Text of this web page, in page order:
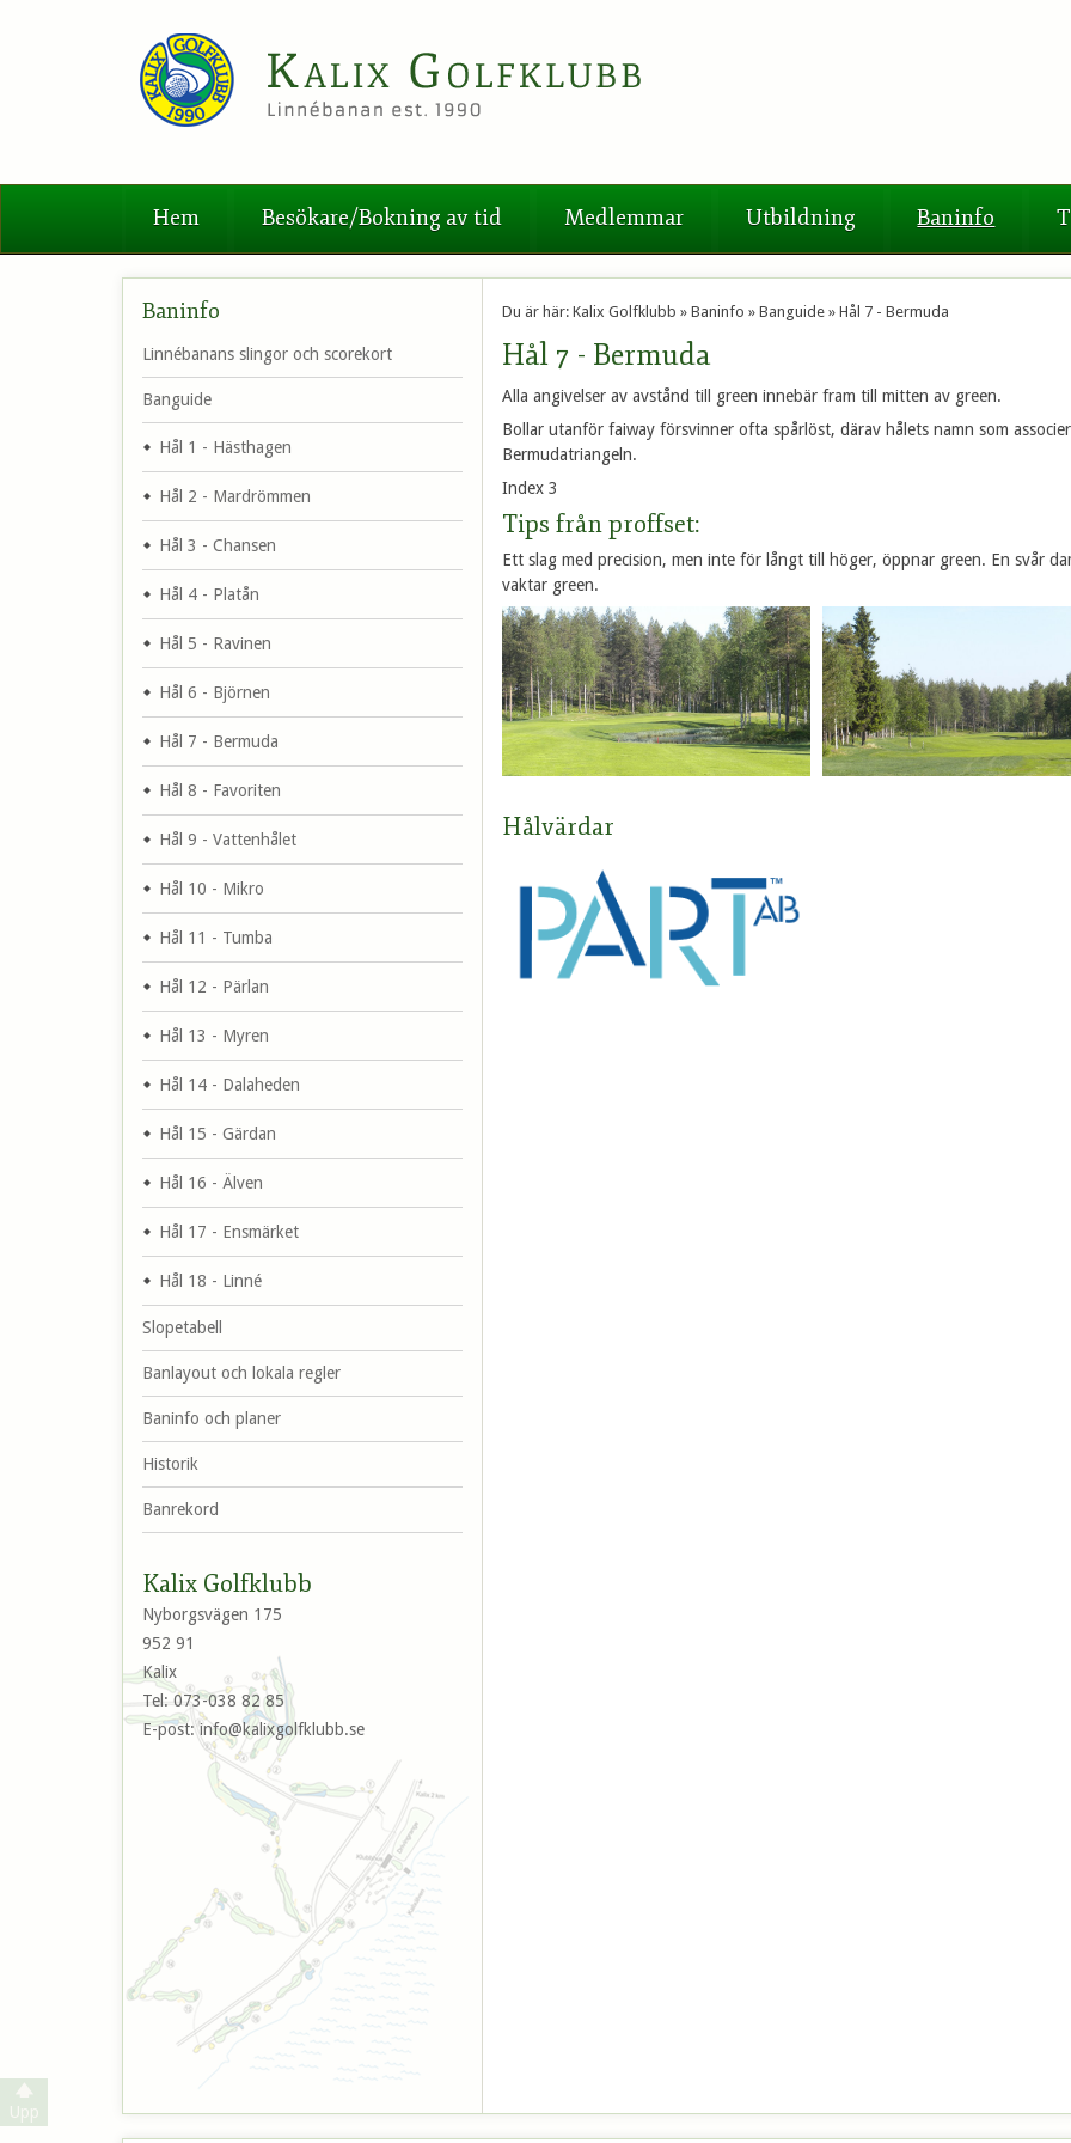
Hem Besökare/Bokning av tid Medlemmar Utbildning Baninfo
Du är här:Kalix Golfklubb »Baninfo »Banguide »Hål 7 - Bermuda
Hål 7 - Bermuda
Alla angivelser av avstånd till green innebär fram till mitten av green.
Bollar utanför faiway försvinner ofta spårlöst, därav hålets namn som
Bermudatriangeln.
Index 3
Tips från proffset:
Ett slag med precision, men inte för långt till höger, öppnar green. En svår
vaktar green.
Hålvärdar
Baninfo
Linnébanans slingor och scorekort
Banguide
Hål 1 - Hästhagen
Hål 2 - Mardrömmen
Hål 3 - Chansen
Hål 4 - Platån
Hål 5 - Ravinen
Hål 6 - Björnen
Hål 7 - Bermuda
Hål 8 - Favoriten
Hål 9 - Vattenhålet
Hål 10 - Mikro
Hål 11 - Tumba
Hål 12 - Pärlan
Hål 13 - Myren
Hål 14 - Dalaheden
Hål 15 - Gärdan
Hål 16 - Älven
Hål 17 - Ensmärket
Hål 18 - Linné
Slopetabell
Banlayout och lokala regler
Baninfo och planer
Historik
Banrekord
Kalix Golfklubb
Nyborgsvägen 175
952 91
Kalix
Tel: 073-038 82 85
E-post:info@kalixgolfklubb.se
Upp